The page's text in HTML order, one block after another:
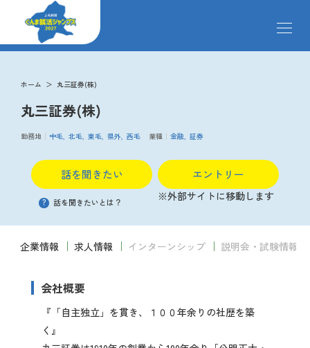
メ
求人検索
イベント
説明会
先輩社員の声
ホーム 丸三証券(株)
丸三証券(株)
勤務地 中毛 北毛 東毛 県外 西毛 業種 金融 証券
話を聞きたい
? 話を聞きたいとは？
エントリー
※外部サイトに移動します
企業情報 求人情報 インターンシップ 説明会・試験情報
会社概要
『「自主独立」を貫き、１００年余りの社歴を築
く』